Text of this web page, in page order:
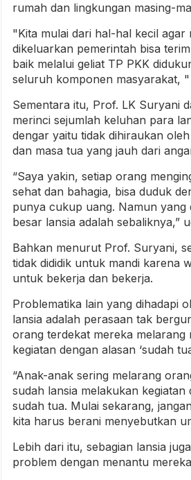
rumah dan lingkungan masing-
"Kita mulai dari hal-hal kecil agar
dikeluarkan pemerintah bisa
baik melalui geliat TP PKK
seluruh komponen masyarakat,
Sementara itu, Prof. LK Suryani
merinci sejumlah keluhan para
dengar yaitu tidak dihiraukan
dan masa tua yang jauh dari
“Saya yakin, setiap orang
sehat dan bahagia, bisa duduk
punya cukup uang. Namun yang
besar lansia adalah sebaliknya,”
Bahkan menurut Prof. Suryani,
tidak dididik untuk mandi karena
untuk bekerja dan bekerja.
Problematika lain yang dihadapi
lansia adalah perasaan tak
orang terdekat mereka melarang
kegiatan dengan alasan ‘sudah
“Anak-anak sering melarang
sudah lansia melakukan kegiatan
sudah tua. Mulai sekarang,
kita harus berani menyebutkan
Lebih dari itu, sebagian lansia
problem dengan menantu